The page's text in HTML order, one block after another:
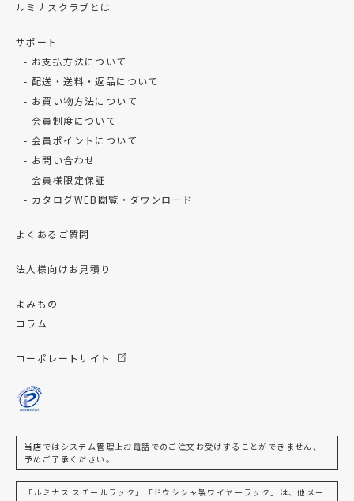
ルミナスクラブとは
サポート
お支払方法について
配送・送料・返品について
お買い物方法について
会員制度について
会員ポイントについて
お問い合わせ
会員様限定保証
カタログWEB閲覧・ダウンロード
よくあるご質問
法人様向けお見積り
よみもの
コラム
コーポレートサイト
当店ではシステム管理上お電話でのご注文お受けすることができません、
予めご了承ください。
「ルミナス スチールラック」「ドウシシャ製ワイヤーラック」は、他メー